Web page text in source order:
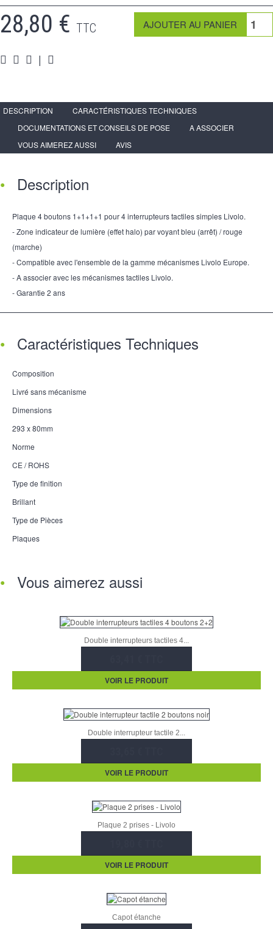
Supports
28,80 € TTC
|
DESCRIPTION
CARACTÉRISTIQUES TECHNIQUES
DOCUMENTATIONS ET CONSEILS DE POSE
A ASSOCIER
VOUS AIMEREZ AUSSI
AVIS
Description
Plaque 4 boutons 1+1+1+1 pour 4 interrupteurs tactiles simples Livolo.
- Zone indicateur de lumière (effet halo) par voyant bleu (arrêt) / rouge
(marche)
- Compatible avec l'ensemble de la gamme mécanismes Livolo Europe.
- A associer avec les mécanismes tactiles Livolo.
- Garantie 2 ans
Caractéristiques Techniques
Composition
Livré sans mécanisme
Dimensions
293 x 80mm
Norme
CE / ROHS
Type de finition
Brillant
Type de Pièces
Plaques
Vous aimerez aussi
Double interrupteurs tactiles 4...
VOIR LE PRODUIT
Double interrupteur tactile 2...
VOIR LE PRODUIT
Plaque 2 prises - Livolo
VOIR LE PRODUIT
Capot étanche